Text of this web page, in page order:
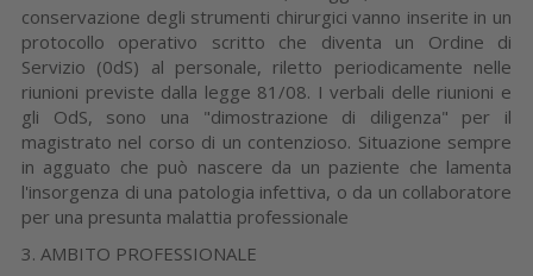
conservazione degli strumenti chirurgici vanno inserite in un
protocollo operativo scritto che diventa un Ordine di
Servizio (0dS) al personale, riletto periodicamente nelle
riunioni previste dalla legge 81/08. I verbali delle riunioni e
gli OdS, sono una "dimostrazione di diligenza" per il
magistrato nel corso di un contenzioso. Situazione sempre
in agguato che può nascere da un paziente che lamenta
l'insorgenza di una patologia infettiva, o da un collaboratore
per una presunta malattia professionale
3. AMBITO PROFESSIONALE